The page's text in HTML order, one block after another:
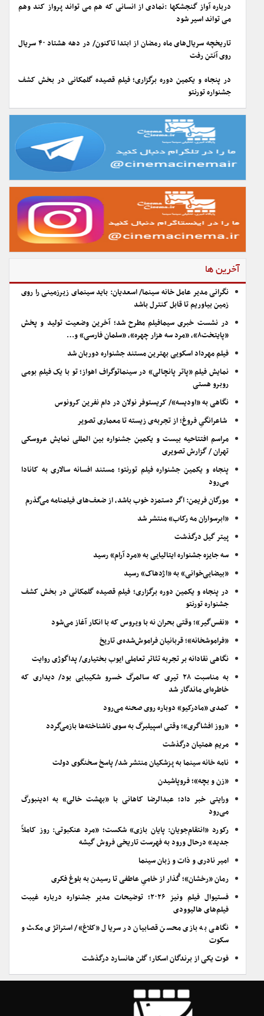
درباره آواز گنجشکها :نمادی از انسانی که هم می تواند پرواز کند وهم
می تواند اسیر شود
تاریخچه سریال‌های ماه رمضان از ابتدا تاکنون/ در دهه هشتاد ۴۰ سریال
روی آنتن رفت
در پنجاه و یکمین دوره برگزاری؛ فیلم قصیده گلمکانی در بخش کشف
جشنواره تورنتو
آخرین ها
نگرانی مدیر عامل خانه سینما/ اسعدیان: باید سینمای زیرزمینی را روی
زمین بیاوریم تا قابل کنترل باشد
در نشست خبری سیمافیلم مطرح شد؛ آخرین وضعیت تولید و پخش
«پایتخت۸»، «مرد سه هزار چهره»، «سلمان فارسی» و…
فیلم مهرداد اسکویی بهترین مستند جشنواره دوربان شد
نمایش فیلم «پاتر پانچالی» در سینماتوگراف اهواز؛ تو با یک فیلم بومی
روبرو هستی
نگاهی به «اودیسه»/ کریستوفر نولان در دام نفرین کرونوس
شاعرانگیِ فروغ؛ از تجربه‌ی زیسته تا معماری تصویر
مراسم افتتاحیه بیست و یکمین جشنواره بین المللی نمایش عروسکی
تهران / گزارش تصویری
پنجاه و یکمین جشنواره فیلم تورنتو؛ مستند افسانه سالاری به کانادا
می‌رود
مورگان فریمن: اگر دستمزد خوب باشد، از ضعف‌های فیلمنامه می‌گذرم
«ابرسواران مه رکاب» منتشر شد
پیتر گیل درگذشت
سه جایزه جشنواره ایتالیایی به «مرد آرام» رسید
«بیضایی‌خوانی» به «اژدهاک» رسید
در پنجاه و یکمین دوره برگزاری؛ فیلم قصیده گلمکانی در بخش کشف
جشنواره تورنتو
«نفس‌گیر»؛ وقتی بحران نه با ویروس که با انکار آغاز می‌شود
«فراموشخانه»؛ قربانیان فراموش‌شده‌ی تاریخ
نگاهی نقادانه بر تجربه تئاتر تعاملی ایوب بختیاری/ پداگوژی روایت
به مناسبت ۲۸ تیری که سالمرگ خسرو شکیبایی بود/ دیداری که
خاطره‌ای ماندگار شد
کمدی «مادرکیو» دوباره روی صحنه می‌رود
«روز افشاگری»؛ وقتی اسپیلبرگ به سوی ناشناخته‌ها بازمی‌گردد
مریم همتیان درگذشت
نامه خانه سینما به پزشکیان منتشر شد/ پاسخ سخنگوی دولت
«زن و بچه»؛ فروپاشیدن
ورایتی خبر داد؛ عبدالرضا کاهانی با «بهشت خالی» به ادینبورگ
می‌رود
رکورد «انتقام‌جویان: پایان بازی» شکست؛ «مرد عنکبوتی: روز کاملاً
جدید» درحال ورود به فهرست تاریخی فروش گیشه
امیر نادری و ذات و زبان سینما
رمان «رخشان»؛ گُذار از خامیِ عاطفی تا رسیدن به بلوغ فکری
فستیوال فیلم ونیز ۲۰۲۶؛ توضیحات مدیر جشنواره درباره غیبت
فیلم‌های هالیوودی
نگاهی به بازی محسن قصابیان در سریال «کلاغ»/ استراتژی مکث و
سکوت
فوت یکی از برندگان اسکار؛ گلن هانسارد درگذشت